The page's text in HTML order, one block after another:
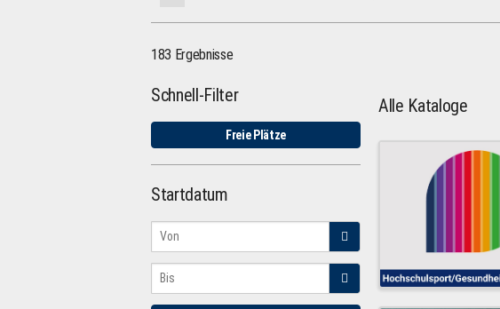
183 Ergebnisse
Schnell-Filter
Freie Plätze
Startdatum
Alle Kataloge